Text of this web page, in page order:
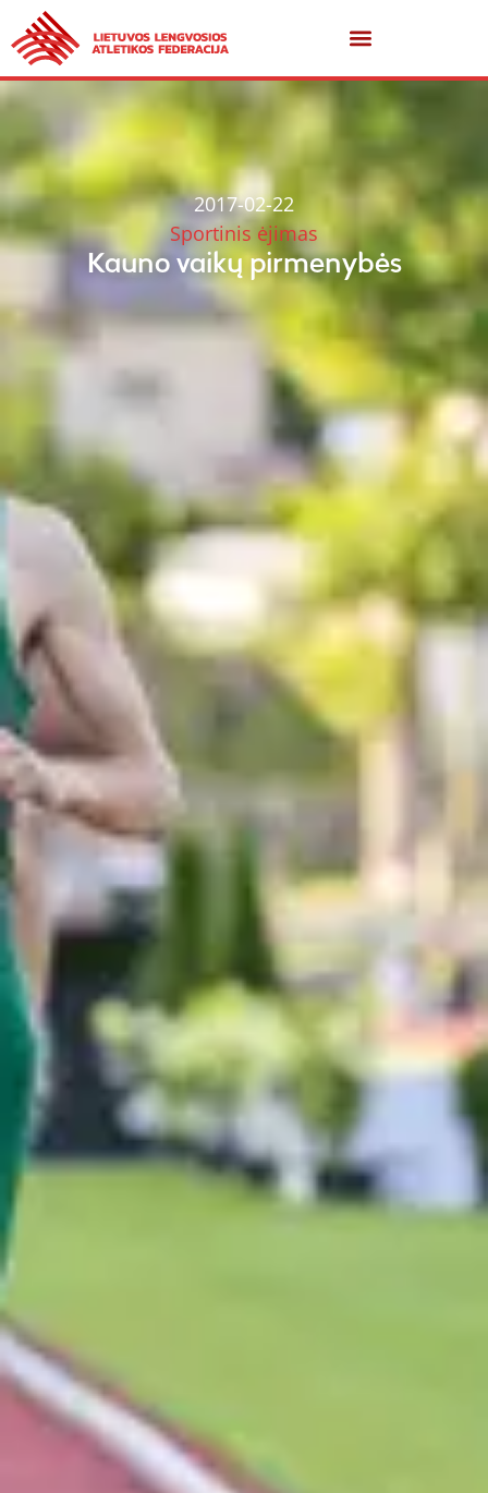
2017-02-22
Sportinis ėjimas
Kauno vaikų pirmenybės